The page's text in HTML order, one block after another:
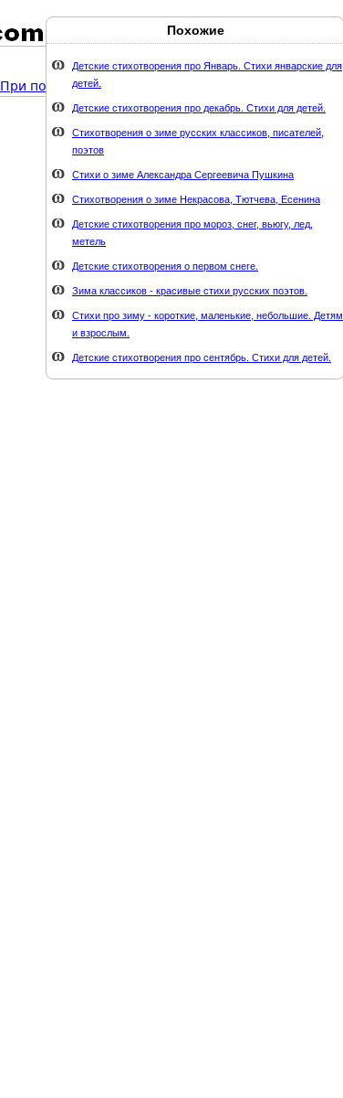
Похожие
Детские стихотворения про Январь. Стихи январские для
детей.
Детские стихотворения про декабрь. Стихи для детей.
Стихотворения о зиме русских классиков, писателей,
поэтов
Стихи о зиме Александра Сергеевича Пушкина
Стихотворения о зиме Некрасова, Тютчева, Есенина
Детские стихотворения про мороз, снег, вьюгу, лед,
метель
Детские стихотворения о первом снеге.
Зима классиков - красивые стихи русских поэтов.
Стихи про зиму - короткие, маленькие, небольшие. Детям
и взрослым.
Детские стихотворения про сентябрь. Стихи для детей.
При поддержке стихи-классиков.ru